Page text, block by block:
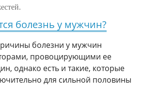
болезнь у мужчин?
болезни у мужчин
провоцирующими ее
однако есть и такие, которые
для сильной половины